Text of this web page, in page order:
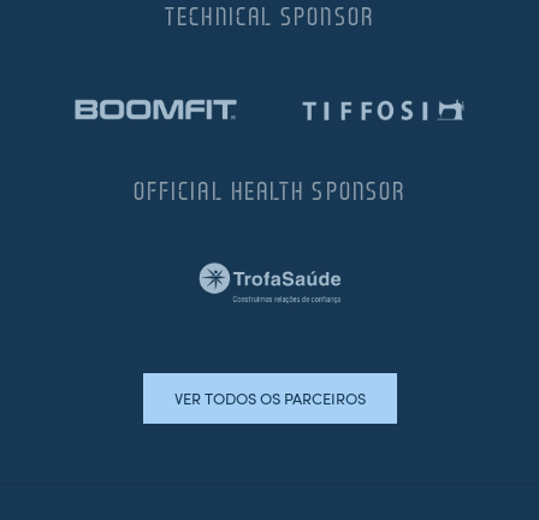
TECHNICAL SPONSOR
OFFICIAL HEALTH SPONSOR
VER TODOS OS PARCEIROS